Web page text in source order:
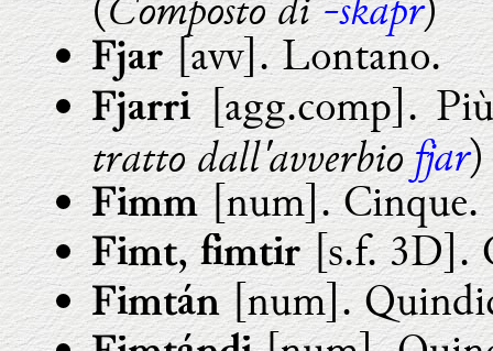
Fjar[avv]. Lontano.
Fjarri[agg.comp].
tratto dall'avverbio fjar)
Fimm[num]. Cinque.
Fimt,fimtir[s.f. 3D].
Fimtán[num].